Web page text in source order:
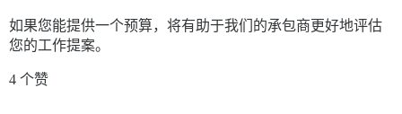
如果您能提供一个预算，将有助于我们的承包商更好地评估
您的工作提案。
4 个赞